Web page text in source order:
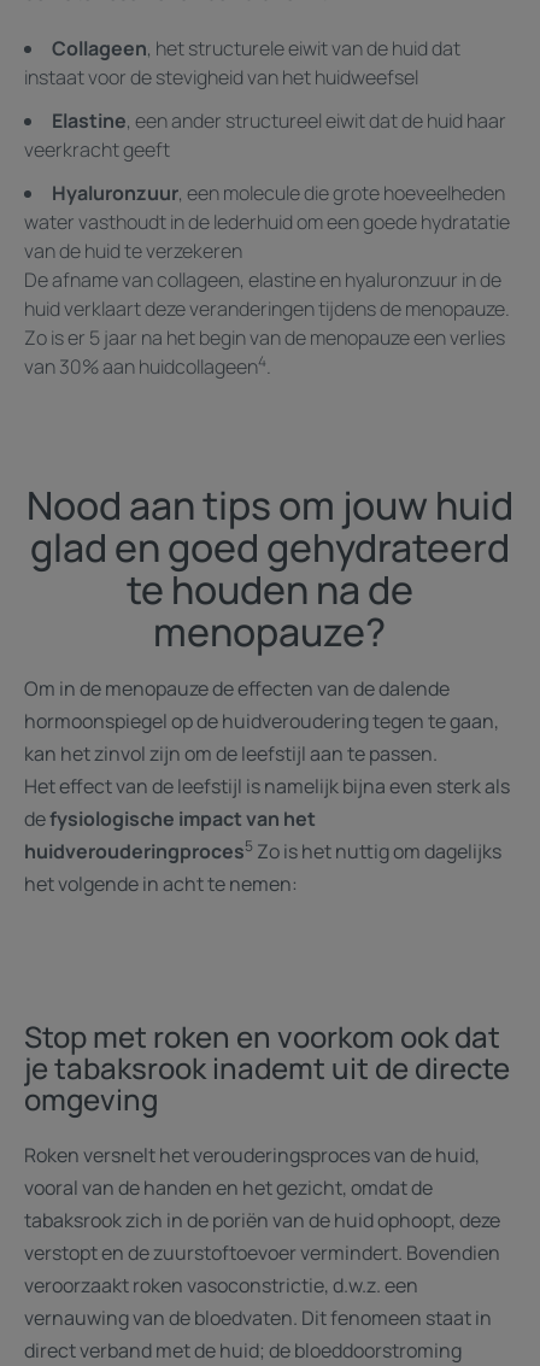
Collageen, het structurele eiwit van de huid dat
instaat voor de stevigheid van het huidweefsel
Elastine, een ander structureel eiwit dat de huid haar
veerkracht geeft
Hyaluronzuur, een molecule die grote hoeveelheden
water vasthoudt in de lederhuid om een goede hydratatie
van de huid te verzekeren
De afname van collageen, elastine en hyaluronzuur in de
huid verklaart deze veranderingen tijdens de menopauze.
Zo is er 5 jaar na het begin van de menopauze een verlies
van 30% aan huidcollageen4.
Nood aan tips om jouw huid
glad en goed gehydrateerd
te houden na de
menopauze?
Om in de menopauze de effecten van de dalende
hormoonspiegel op de huidveroudering tegen te gaan,
kan het zinvol zijn om de leefstijl aan te passen.
Het effect van de leefstijl is namelijk bijna even sterk als
defysiologische impact van het
huidverouderingproces5 Zo is het nuttig om dagelijks
het volgende in acht te nemen:
Stop met roken en voorkom ook dat
je tabaksrook inademt uit de directe
omgeving
Roken versnelt het verouderingsproces van de huid,
vooral van de handen en het gezicht, omdat de
tabaksrook zich in de poriën van de huid ophoopt, deze
verstopt en de zuurstoftoevoer vermindert. Bovendien
veroorzaakt roken vasoconstrictie, d.w.z. een
vernauwing van de bloedvaten. Dit fenomeen staat in
direct verband met de huid; de bloeddoorstroming